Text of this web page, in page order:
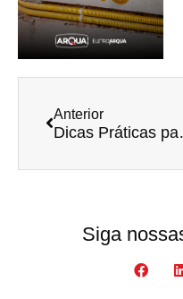
Anterior
Dicas
Siga